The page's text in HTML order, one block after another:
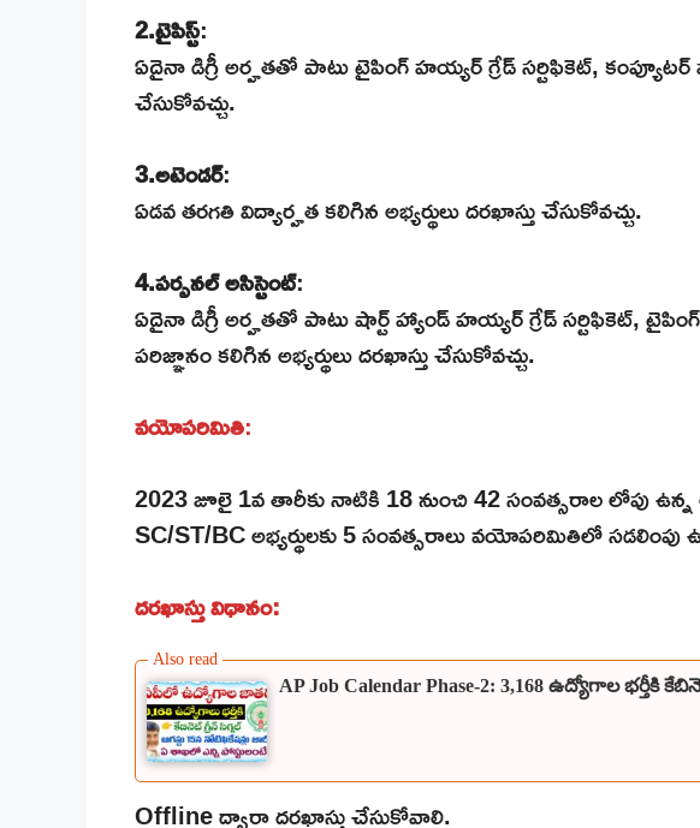
2.టైపిస్ట్:
ఏదైనా డిగ్రీ అర్హతతో పాటు టైపింగ్ హయ్యర్ గ్రేడ్ సర్టిఫికెట్, కంప్యూటర్
చేసుకోవచ్చు.
3.అటెండర్:
ఏడవ తరగతి విద్యార్హత కలిగిన అభ్యర్థులు దరఖాస్తు చేసుకోవచ్చు.
4.పర్సనల్ అసిస్టెంట్:
ఏదైనా డిగ్రీ అర్హతతో పాటు షార్ట్ హ్యాండ్ హయ్యర్ గ్రేడ్ సర్టిఫికెట్,
పరిజ్ఞానం కలిగిన అభ్యర్థులు దరఖాస్తు చేసుకోవచ్చు.
వయోపరిమితి:
2023 జూలై 1వ తారీకు నాటికి 18 నుంచి 42 సంవత్సరాల లోపు ఉన్న
SC/ST/BC అభ్యర్థులకు 5 సంవత్సరాలు వయోపరిమితిలో సడలింపు
దరఖాస్తు విధానం:
AP Job Calendar Phase-2: 3,168 ఉద్యోగాల భర్తీకి
Offline ద్వారా దరఖాస్తు చేసుకోవాలి.